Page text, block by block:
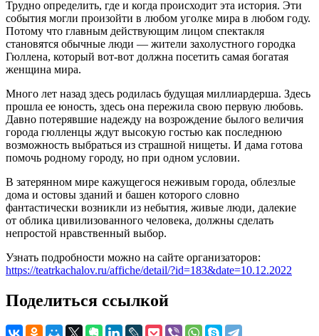
Трудно определить, где и когда происходит эта история. Эти
события могли произойти в любом уголке мира в любом году.
Потому что главным действующим лицом спектакля
становятся обычные люди — жители захолустного городка
Гюллена, который вот-вот должна посетить самая богатая
женщина мира.
Много лет назад здесь родилась будущая миллиардерша. Здесь
прошла ее юность, здесь она пережила свою первую любовь.
Давно потерявшие надежду на возрождение былого величия
города гюлленцы ждут высокую гостью как последнюю
возможность выбраться из страшной нищеты. И дама готова
помочь родному городу, но при одном условии.
В затерянном мире кажущегося неживым города, облезлые
дома и остовы зданий и башен которого словно
фантастически возникли из небытия, живые люди, далекие
от облика цивилизованного человека, должны сделать
непростой нравственный выбор.
Узнать подробности можно на сайте организаторов:
https://teatrkachalov.ru/affiche/detail/?id=183&date=10.12.2022
Поделиться ссылкой